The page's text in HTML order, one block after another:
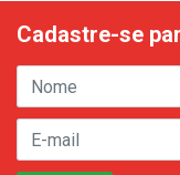
Cadastre-se